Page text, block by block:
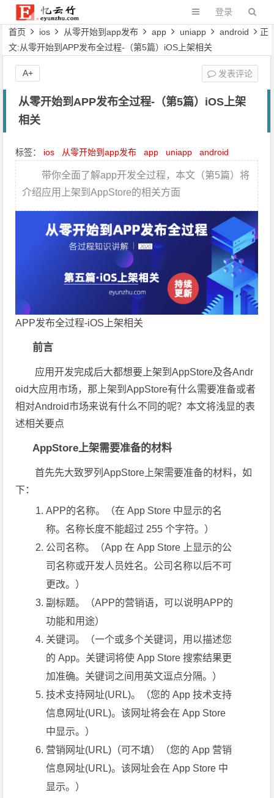
登录
首页 ios 从零开始到app发布 app uniapp android
正
文:从零 开始到APP发布全过程-（第5篇）iOS上架相关
从零 开始到APP发布全过程-（第5篇）iOS上架
相关
标签： ios 从零开始到app发布 app uniapp android
带你全面了解app开发全过程，本文（第5篇）将
介绍应用上架到AppStore的相关方面
APP发布全过程-iOS上架相关
前言
应用开发完成后大都想要上架到AppStore及各Andr
oid大应用市场，那上架到AppStore有什么需要准备或者
相对Android市场来说有什么不同的呢？本文将浅显的表
述相关要点
AppStore上架需要准备的材料
首先先大致罗列AppStore上架需要准备的材料，如
下：
APP的名称。（在 App Store 中显示的名
称。名称长度不能超过 255 个字符。）
公司名称。（App 在 App Store 上显示的公
司名称或开发人员姓名。公司名称以后不可
更改。）
副标题。（APP的营销语，可以说明APP的
功能和用途）
关键词。（一个或多个关键词，用以描述您
的 App。关键词将使 App Store 搜索结果更
加准确。关键词之间用英文逗点分隔。）
技术支持网址(URL)。（您的 App 技术支持
信息网址(URL)。该网址将会在 App Store
中显示。）
营销网址(URL)（可不填）（您的 App 营销
信息网址(URL)。该网址会在 App Store 中
显示。）
发表评论
A+